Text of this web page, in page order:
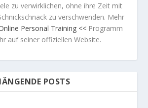
zu verwirklichen, ohne ihre Zeit mit
zu verschwenden. Mehr
Personal Training <<Programm
auf seiner offiziellen Website.
POSTS